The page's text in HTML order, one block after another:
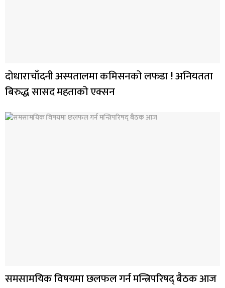
दोधाराचाँदनी अस्पतालमा कमिसनको लफडा ! अनियतता
बिरुद्ध सासद महताको एक्सन
समसामयिक विषयमा छलफल गर्न मन्त्रिपरिषद् बैठक आज